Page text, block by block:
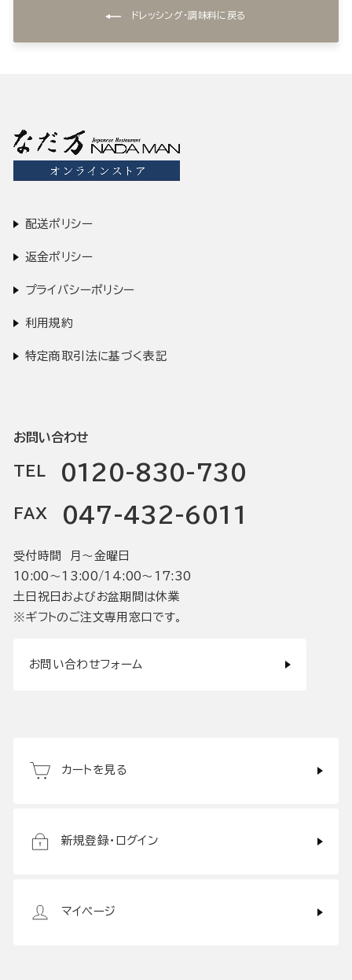
ドレッシング・調味料に戻る
配送ポリシー
返金ポリシー
プライバシーポリシー
利用規約
特定商取引法に基づく表記
お問い合わせ
TEL 0120-830-730
FAX 047-432-6011
受付時間 月〜金曜日
10:00〜13:00/14:00〜17:30
土日祝日およびお盆期間は休業
※ギフトのご注文専用窓口です。
お問い合わせフォーム
カートを見る
新規登録・ログイン
マイページ